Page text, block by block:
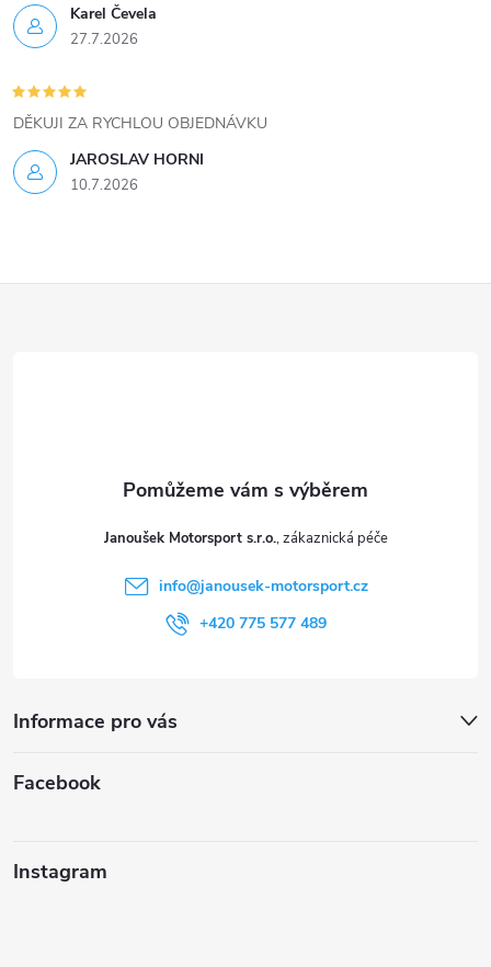
Karel Čevela
27.7.2026
JAROSLAV HORNI
10.7.2026
DĚKUJI ZA RYCHLOU OBJEDNÁVKU
Janoušek Motorsport s.r.o.
info@janousek-motorsport.cz
+420 775 577 489
Informace pro vás
Facebook
Instagram